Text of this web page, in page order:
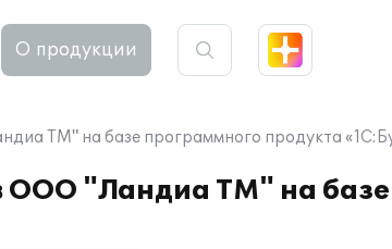
О продукции
ТМ" на базе программного продукта
ООО "Ландиа ТМ" на